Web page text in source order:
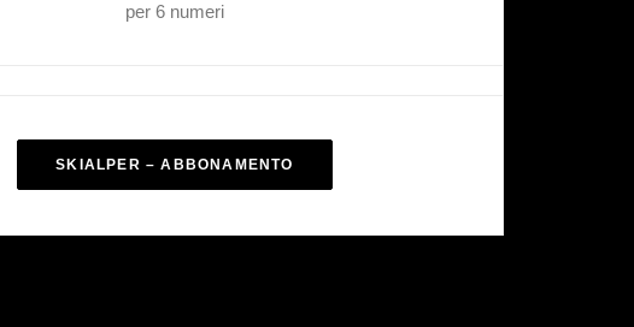
per 6 numeri
SKIALPER – ABBONAMENTO